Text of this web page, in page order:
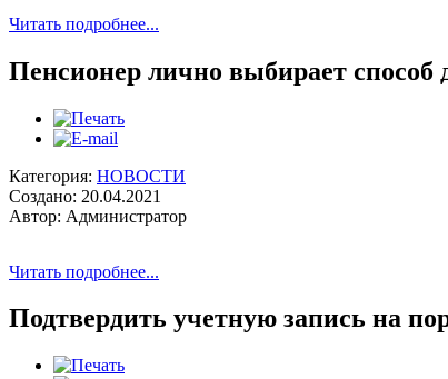
Читать подробнее...
Пенсионер лично выбирает способ
Категория: НОВОСТИ
Создано: 20.04.2021
Автор: Администратор
Читать подробнее...
Подтвердить учетную запись на